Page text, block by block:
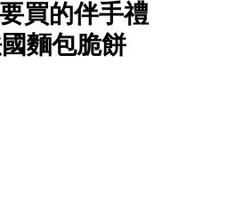
買的伴手禮
麵包脆餅